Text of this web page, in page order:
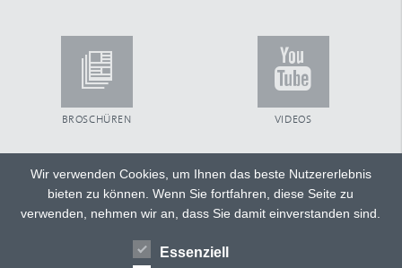
BROSCHÜREN VIDEOS
HÄNDLERSUCHE
TWITTER FACEBOOK
Wir verwenden Cookies, um Ihnen das beste Nutzererlebnis
bieten zu können. Wenn Sie fortfahren, diese Seite zu
verwenden, nehmen wir an, dass Sie damit einverstanden sind.
Essenziell